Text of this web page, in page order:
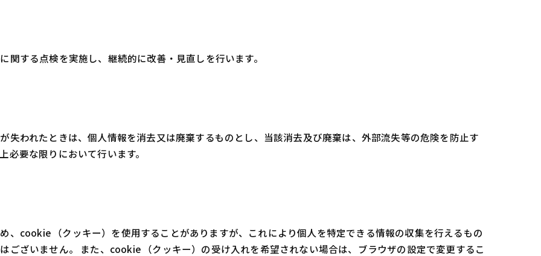
する点検を実施し、継続的に改善・見直しを行います。
失われたときは、個人情報を消去又は廃棄するものとし、当該消去及び廃棄は、外部流失等の危険を防止す
要な限りにおいて行います。
、cookie （クッキー）を使用することがありますが、これにより個人を特定できる情報の収集を行えるもの
ございません。 また、cookie （クッキー）の受け入れを希望されない場合は、ブラウザの設定で変更するこ